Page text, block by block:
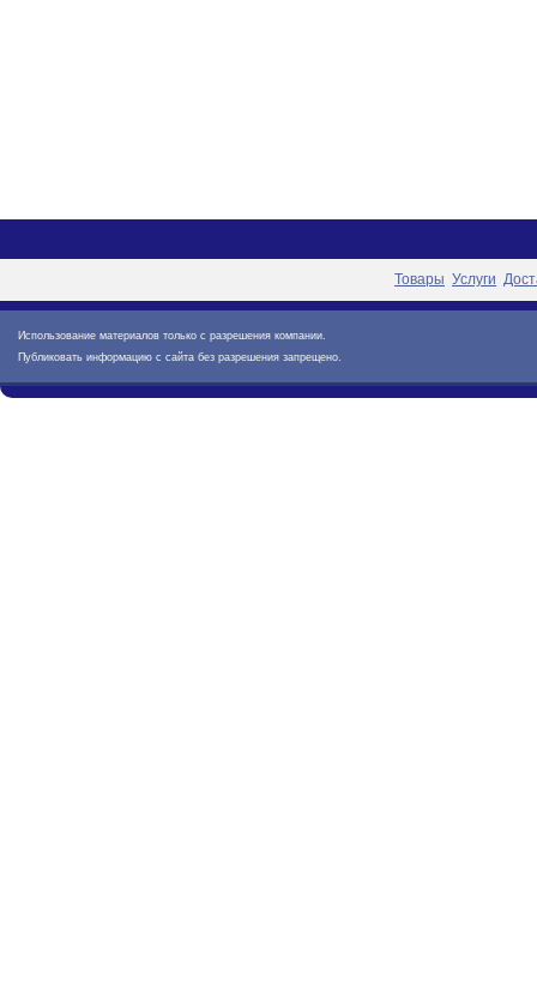
Товары Услуги
Использование материалов только с разрешения компании.
Публиковать информацию с сайта без разрешения запрещено.